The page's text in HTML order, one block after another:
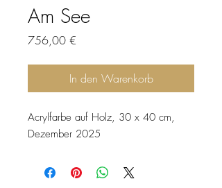
Am See
756,00 €
In den Warenkorb
Acrylfarbe auf Holz, 30 x 40 cm,
Dezember 2025